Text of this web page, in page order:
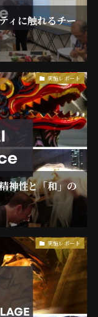
ィに触れるチー
実施レポート
神性と「和」の
実施レポート